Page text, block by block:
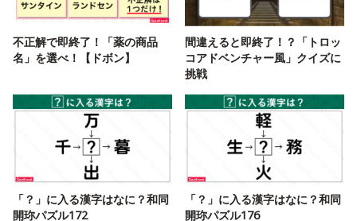
不正解で即終了！「薬の商品
名」を選べ！【ドボン】
間違えると即終了！？「トロッ
コアドベンチャー風」クイズに
挑戦
「？」に入る漢字はなに？和同
開珎パズル172
「？」に入る漢字はなに？和同
開珎パズル176